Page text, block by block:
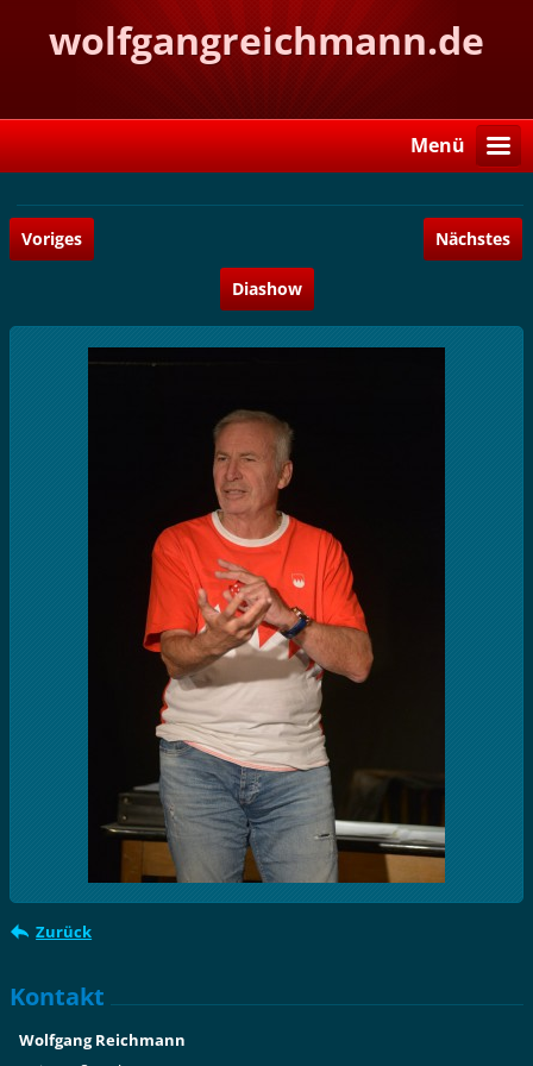
wolfgangreichmann.de
Menü
Voriges Nächstes
Diashow
Zurück
Kontakt
Wolfgang Reichmann